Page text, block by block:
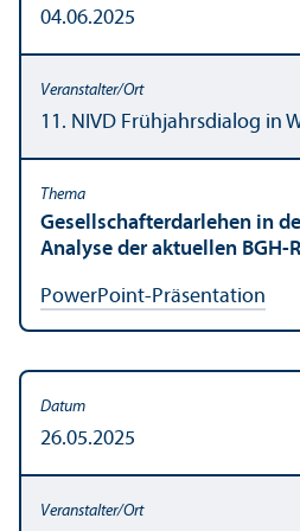
04.06.2025
11. NIVD Frühjahrsdialog in
Gesellschaft­erdarlehen in
Analyse der aktuellen BGH-
PowerPoint-Präsentation
26.05.2025